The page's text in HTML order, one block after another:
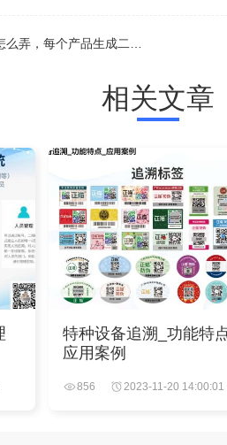
每个产品生成二维码一样吗
相关文章
特种设备追溯_功能特点
应用案例
856 2023-11-20 14:00:01